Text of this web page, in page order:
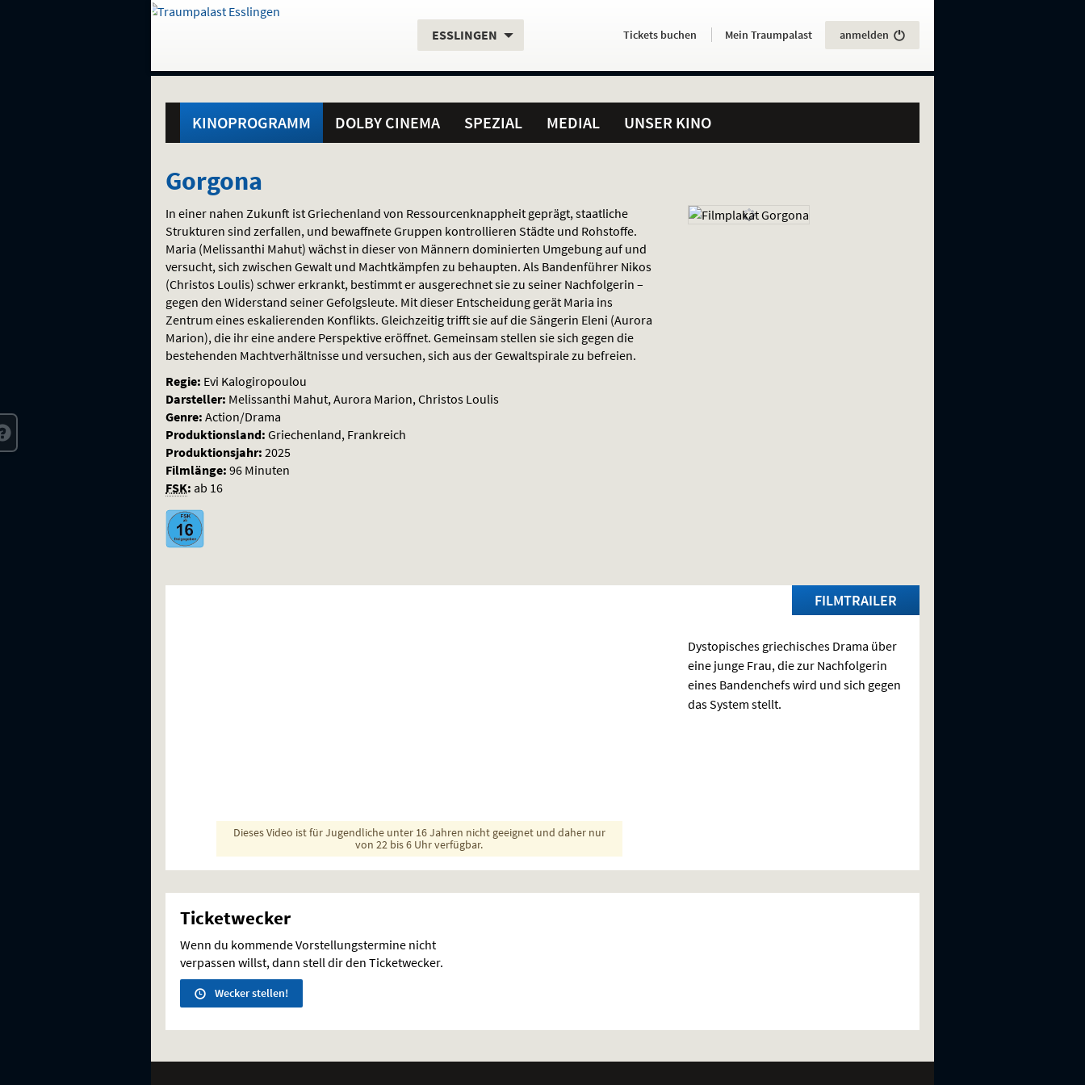
direkt
Inhalt
Menü
und
Gehe
Standortauswahl
Aktueller
ESSLINGEN Servicefunktionen
Aktuelles
HierTickets buchen . Mein Traumpalast anmelden
KINOPROGRAMM DOLBY CINEMA SPEZIAL MEDIAL UNSER KINO
Gorgona
Gorgona
In einer nahen Zukunft ist Griechenland von Ressourcenknappheit geprägt, staatliche
Strukturen sind zerfallen, und bewaffnete Gruppen kontrollieren Städte und Rohstoffe.
Maria (Melissanthi Mahut) wächst in dieser von Männern dominierten Umgebung auf und
versucht, sich zwischen Gewalt und Machtkämpfen zu behaupten. Als Bandenführer Nikos
(Christos Loulis) schwer erkrankt, bestimmt er ausgerechnet sie zu seiner Nachfolgerin –
gegen den Widerstand seiner Gefolgsleute. Mit dieser Entscheidung gerät Maria ins
Zentrum eines eskalierenden Konflikts. Gleichzeitig trifft sie auf die Sängerin Eleni (Aurora
Marion), die ihr eine andere Perspektive eröffnet. Gemeinsam stellen sie sich gegen die
bestehenden Machtverhältnisse und versuchen, sich aus der Gewaltspirale zu befreien.
Regie: Evi Kalogiropoulou
Darsteller: Melissanthi Mahut, Aurora Marion, Christos Loulis
Genre: Action/Drama
Produktionsland: Griechenland, Frankreich
Produktionsjahr: 2025
Filmlänge: 96 Minuten
FSK: ab 16
FILMTRAILER
Dieses Video ist für Jugendliche unter 16 Jahren nicht geeignet und daher nur
von 22 bis 6 Uhr verfügbar.
Dystopisches griechisches Drama über
eine junge Frau, die zur Nachfolgerin
eines Bandenchefs wird und sich gegen
das System stellt.
Ticketwecker
Wenn du kommende Vorstellungstermine nicht
verpassen willst, dann stell dir den Ticketwecker.
Wecker stellen!